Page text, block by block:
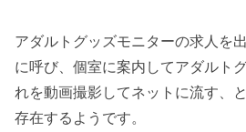
アダルトグッズモニターの求人を
に呼び、個室に案内してアダルト
れを動画撮影してネットに流す、
存在するようです。